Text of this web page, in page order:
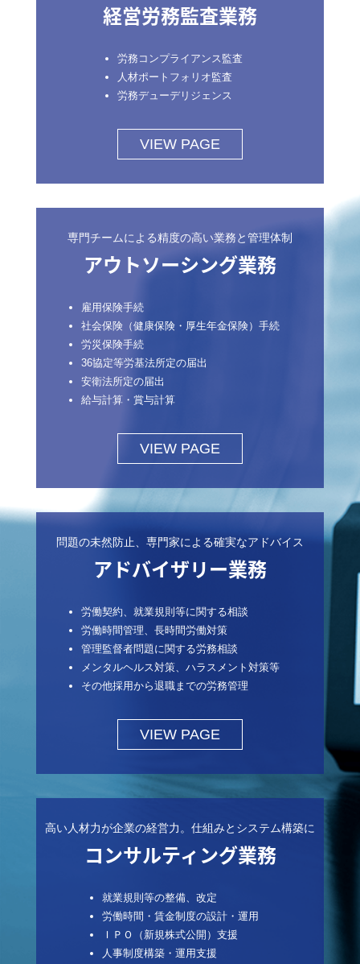
経営労務監査業務
労務コンプライアンス監査
人材ポートフォリオ監査
労務デューデリジェンス
VIEW PAGE
専門チームによる精度の高い業務と管理体制
アウトソーシング業務
雇用保険手続
社会保険（健康保険・厚生年金保険）手続
労災保険手続
36協定等労基法所定の届出
安衛法所定の届出
給与計算・賞与計算
VIEW PAGE
問題の未然防止、専門家による確実なアドバイス
アドバイザリー業務
労働契約、就業規則等に関する相談
労働時間管理、長時間労働対策
管理監督者問題に関する労務相談
メンタルヘルス対策、ハラスメント対策等
その他採用から退職までの労務管理
VIEW PAGE
高い人材力が企業の経営力。仕組みとシステム構築に
コンサルティング業務
就業規則等の整備、改定
労働時間・賃金制度の設計・運用
ＩＰＯ（新規株式公開）支援
人事制度構築・運用支援